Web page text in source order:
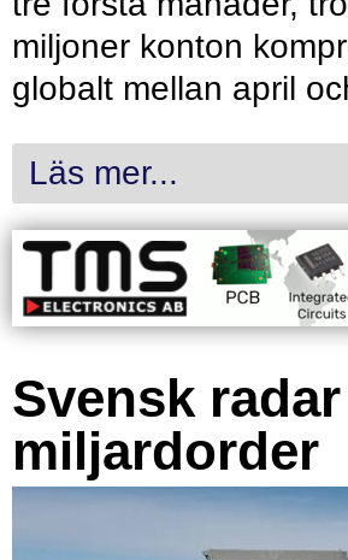
miljoner konton
globalt mellan april
Läs mer...
Svensk
miljardorder